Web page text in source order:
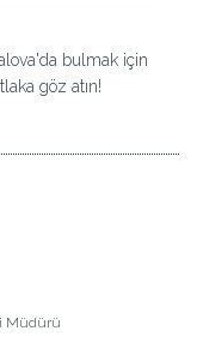
bulmak için
göz atın!
Müdürü